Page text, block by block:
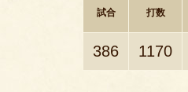
試合 打数
386 1170